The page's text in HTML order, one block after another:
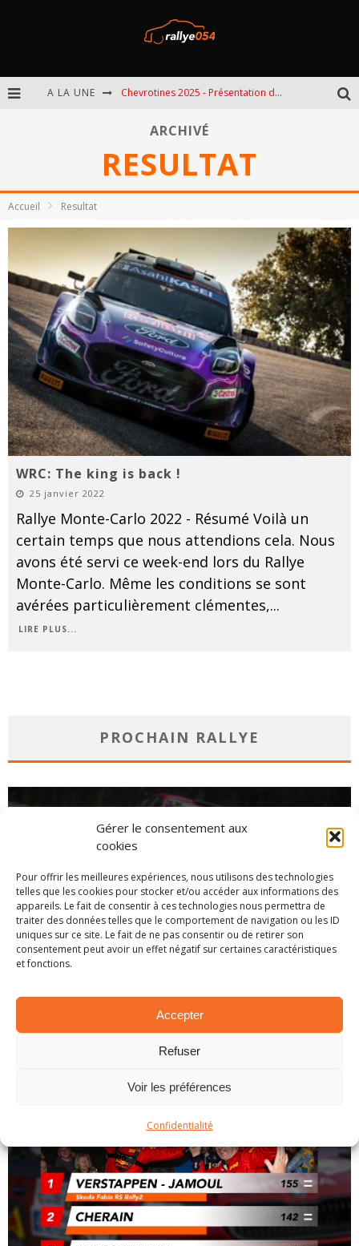
Gérer le consentement aux
cookies
Pour offrir les meilleures expériences, nous utilisons des technologies
telles que les cookies pour stocker et/ou accéder aux informations des
appareils. Le fait de consentir à ces technologies nous permettra de
traiter des données telles que le comportement de navigation ou les ID
uniques sur ce site. Le fait de ne pas consentir ou de retirer son
consentement peut avoir un effet négatif sur certaines caractéristiques
et fonctions.
Accepter
Refuser
Voir les préférences
Confidentialité
A LA UNE Chevrotines 2025 - Présentation de l'épreuve
Spa 2025 - Présentation de l'épreuve
ARCHIVÉ
RESULTAT
Accueil Resultat
WRC: The king is back !
25 janvier 2022
Rallye Monte-Carlo 2022 - Résumé Voilà un
certain temps que nous attendions cela. Nous
avons été servi ce week-end lors du Rallye
Monte-Carlo. Même les conditions se sont
avérées particulièrement clémentes,...
LIRE PLUS...
PROCHAIN RALLYE